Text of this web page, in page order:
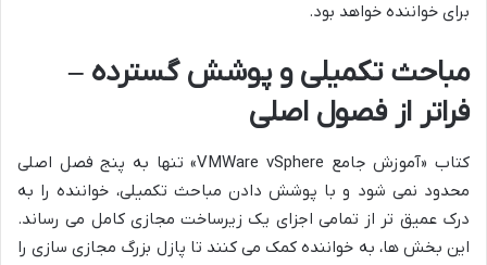
برای خواننده خواهد بود.
مباحث تکمیلی و پوشش گسترده –
فراتر از فصول اصلی
کتاب «آموزش جامع VMWare vSphere» تنها به پنج فصل اصلی
محدود نمی شود و با پوشش دادن مباحث تکمیلی، خواننده را به
درک عمیق تر از تمامی اجزای یک زیرساخت مجازی کامل می رساند.
این بخش ها، به خواننده کمک می کنند تا پازل بزرگ مجازی سازی را